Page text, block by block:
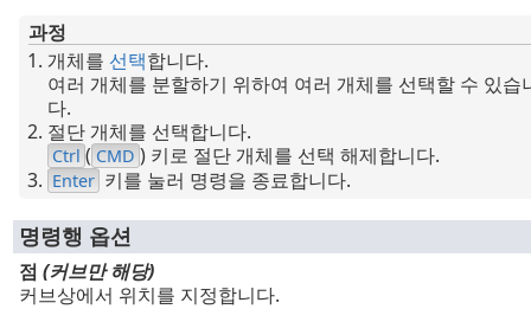
과정
개체를 선택합니다.
여러 개체를 분할하기 위하여 여러 개체를 선택할 수 있습
다.
절단 개체를 선택합니다.
Ctrl ( CMD ) 키로 절단 개체를 선택 해제합니다.
Enter 키를 눌러 명령을 종료합니다.
명령행 옵션
점 (커브만 해당)
커브상에서 위치를 지정합니다.